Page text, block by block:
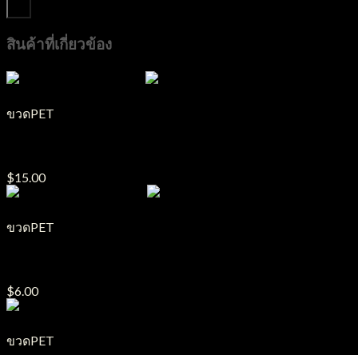
สินค้าที่เกี่ยวข้อง
ขวดPET
$15.00
ขวดPET
$6.00
ขวดPET